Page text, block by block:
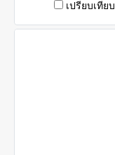
เปรียบเทียบ